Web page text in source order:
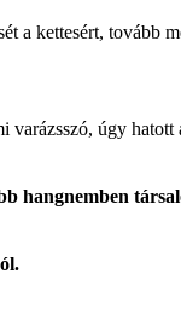
kettesért, tovább
úgy
hangnemben